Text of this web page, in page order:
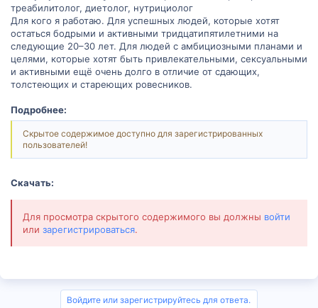
треабилитолог, диетолог, нутрициолог
Для кого я работаю. Для успешных людей, которые хотят
остаться бодрыми и активными тридцатипятилетними на
следующие 20–30 лет. Для людей с амбициозными планами и
целями, которые хотят быть привлекательными, сексуальными
и активными ещё очень долго в отличие от сдающих,
толстеющих и стареющих ровесников.
Подробнее:
Скрытое содержимое доступно для зарегистрированных
пользователей!
Скачать:
Для просмотра скрытого содержимого вы должны войти
или зарегистрироваться.
Войдите или зарегистрируйтесь для ответа.